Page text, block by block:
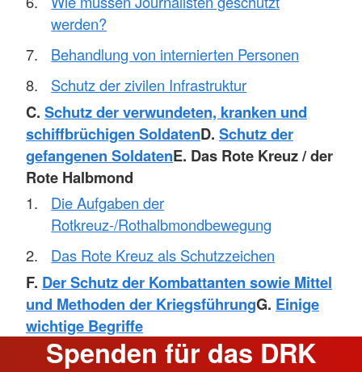
werden?
Behandlung von internierten Personen
Schutz der zivilen Infrastruktur
C. Schutz der verwundeten, kranken und
schiffbrüchigen SoldatenD. Schutz der
gefangenen SoldatenE. Das Rote Kreuz / der
Rote Halbmond
Die Aufgaben der
Rotkreuz-/Rothalbmondbewegung
Das Rote Kreuz als Schutzzeichen
F. Der Schutz der Kombattanten sowie Mittel
und Methoden der KriegsführungG. Einige
wichtige Begriffe
Spenden für das DRK